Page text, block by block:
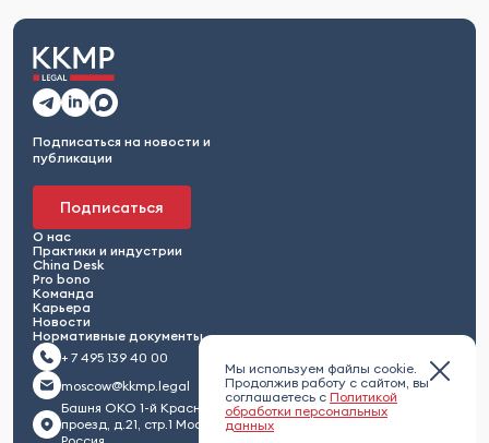
Мы используем файлы cookie.
Продолжив работу с сайтом, вы
соглашаетесь с Политикой
обработки персональных
данных
Подписаться на новости и
публикации
Подписаться
О нас
Практики и индустрии
China Desk
Pro bono
Команда
Карьера
Новости
Нормативные документы
+ 7 495 139 40 00
moscow@kkmp.legal
Башня ОКО 1-й Красногвардейский
проезд, д.21, стр.1 Москва 123112,